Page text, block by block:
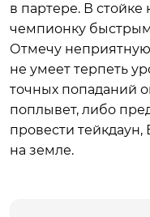
в партере. В стойке
чемпионку
Отмечу
не умеет терпеть
точных попаданий
поплывет, либо
провести
на земле.